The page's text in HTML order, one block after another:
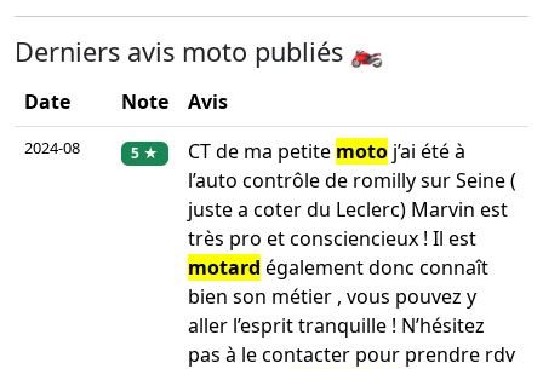
Derniers avis moto publiés 🏍️
Date Note Avis
2024-08 5 ★ CT de ma petite moto j’ai été à
l’auto contrôle de romilly sur Seine (
juste a coter du Leclerc) Marvin est
très pro et consciencieux ! Il est
motard également donc connaît
bien son métier , vous pouvez y
aller l’esprit tranquille ! N’hésitez
pas à le contacter pour prendre rdv